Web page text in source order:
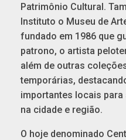
Patrimônio Cultural.
Instituto o Museu de
fundado em 1986 que
patrono, o artista
além de outras
temporárias,
importantes locais
na cidade e região.
O hoje denominado